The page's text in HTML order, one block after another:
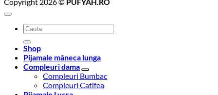
Caută
Shop
Pijamale mâneca lunga
Compleuri dama
Compleuri Bumbac
Compleuri Catifea